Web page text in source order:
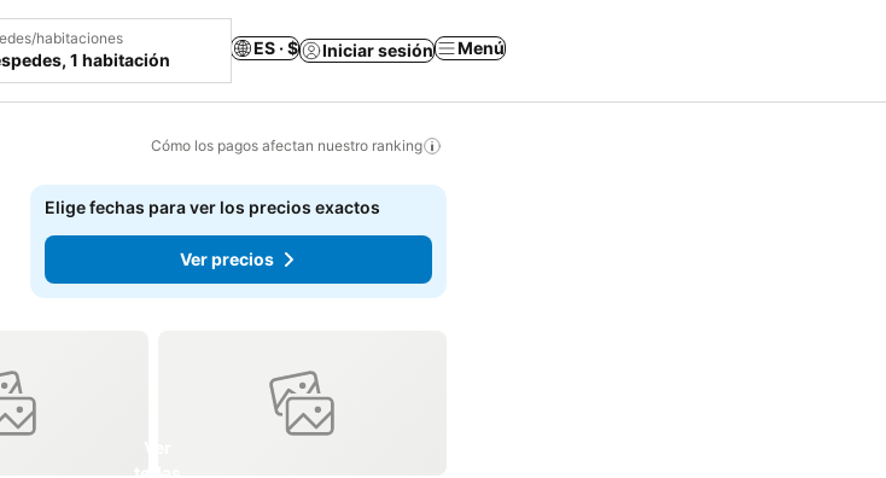
habitaciones
1 habitación
ES · $ Iniciar sesión Menú
Cómo los pagos afectan nuestro ranking
a favoritos
Elige fechas para ver los precios exactos
Ver precios